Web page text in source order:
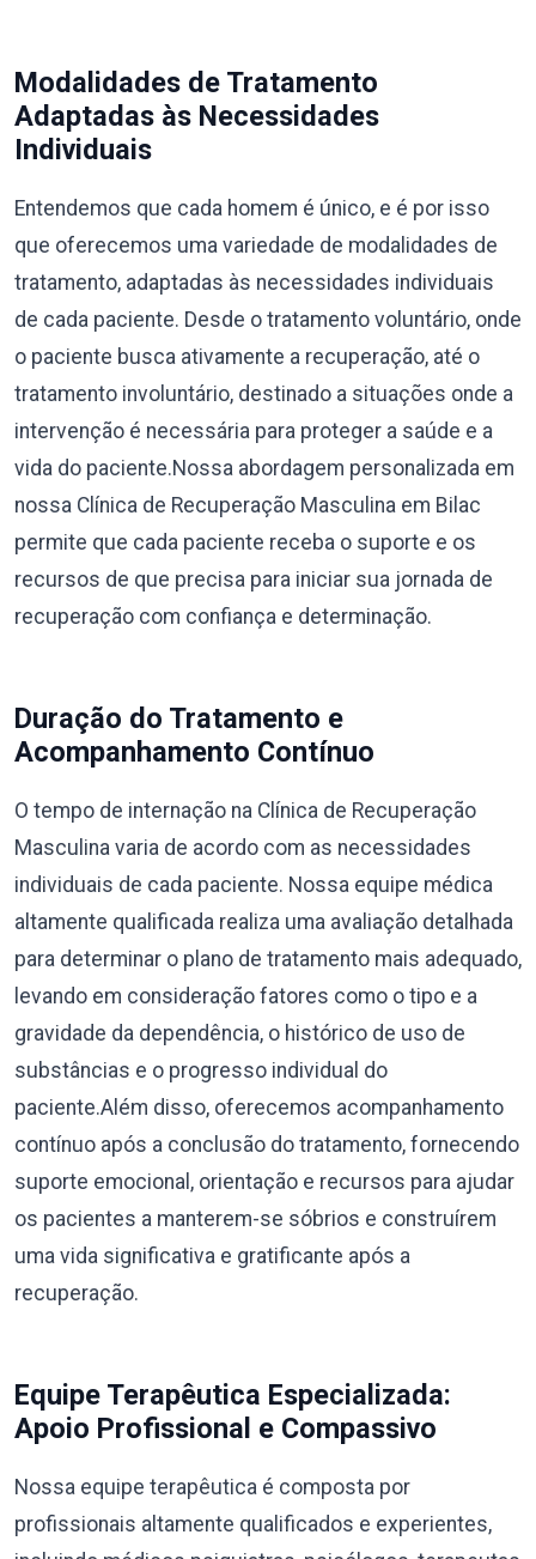
Modalidades de Tratamento
Adaptadas às Necessidades
Individuais
Entendemos que cada homem é único, e é por isso
que oferecemos uma variedade de modalidades de
tratamento, adaptadas às necessidades individuais
de cada paciente. Desde o tratamento voluntário, onde
o paciente busca ativamente a recuperação, até o
tratamento involuntário, destinado a situações onde a
intervenção é necessária para proteger a saúde e a
vida do paciente.Nossa abordagem personalizada em
nossa Clínica de Recuperação Masculina em Bilac
permite que cada paciente receba o suporte e os
recursos de que precisa para iniciar sua jornada de
recuperação com confiança e determinação.
Duração do Tratamento e
Acompanhamento Contínuo
O tempo de internação na Clínica de Recuperação
Masculina varia de acordo com as necessidades
individuais de cada paciente. Nossa equipe médica
altamente qualificada realiza uma avaliação detalhada
para determinar o plano de tratamento mais adequado,
levando em consideração fatores como o tipo e a
gravidade da dependência, o histórico de uso de
substâncias e o progresso individual do
paciente.Além disso, oferecemos acompanhamento
contínuo após a conclusão do tratamento, fornecendo
suporte emocional, orientação e recursos para ajudar
os pacientes a manterem-se sóbrios e construírem
uma vida significativa e gratificante após a
recuperação.
Equipe Terapêutica Especializada:
Apoio Profissional e Compassivo
Nossa equipe terapêutica é composta por
profissionais altamente qualificados e experientes,